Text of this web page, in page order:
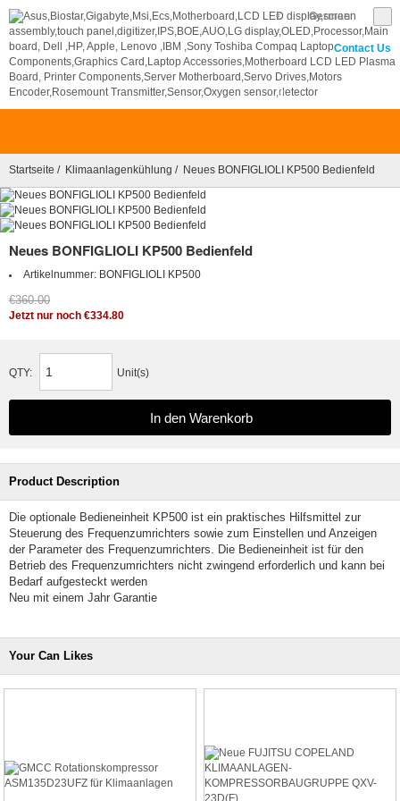
German
€
Contact Us
0
Startseite / Klimaanlagenkühlung / Neues BONFIGLIOLI KP500 Bedienfeld
Neues BONFIGLIOLI KP500 Bedienfeld
Artikelnummer: BONFIGLIOLI KP500
€360.00
Jetzt nur noch €334.80
QTY: Unit(s)
Product Description
Die optionale Bedieneinheit KP500 ist ein praktisches Hilfsmittel zur
Steuerung des Frequenzumrichters sowie zum Einstellen und Anzeigen
der Parameter des Frequenzumrichters. Die Bedieneinheit ist für den
Betrieb des Frequenzumrichters nicht zwingend erforderlich und kann bei
Bedarf aufgesteckt werden
Neu mit einem Jahr Garantie
Your Can Likes